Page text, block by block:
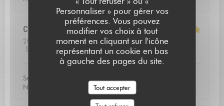
Personnaliser » pour gérer vos
préférences. Vous pouvez
modifier vos choix à tout
moment en cliquant sur l'icône
représentant un cookie en bas
à gauche des pages du site.
Tout accepter
Catherine
2026-07-16- 20:00 - Couverts 3
Service
/5 Ambiance: 5/5 Cuisine: 5/5 Qualité / Prix
Service excellent, la qualité du repas était exceptionnel.
Nous avons passé une soirée très agréable!